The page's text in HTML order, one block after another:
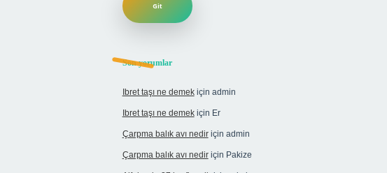
Son yorumlar
Ibret taşı ne demekiçin admin
Ibret taşı ne demekiçin Er
Çarpma balık avı nediriçin admin
Çarpma balık avı nediriçin Pakize